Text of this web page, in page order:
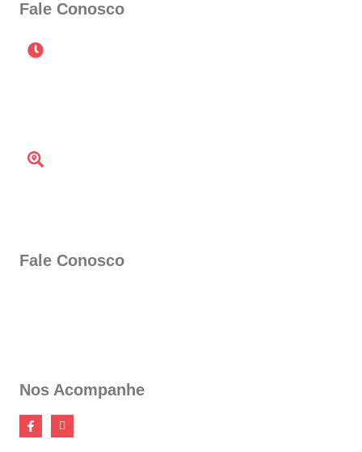
Fale Conosco
Fale Conosco
Nos Acompanhe